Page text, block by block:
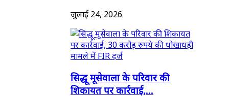
जुलाई 24, 2026
सिद्धू मूसेवाला के परिवार की
शिकायत पर कार्रवाई,...